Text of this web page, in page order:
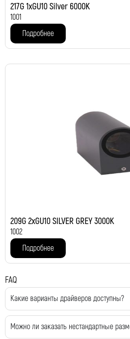
217G 1xGU10 Silver 6000K
1001
Подробнее
209G 2xGU10 SILVER GREY 3000K
1002
Подробнее
FAQ
Какие варианты драйверов доступны?
Можно ли заказать нестандартные